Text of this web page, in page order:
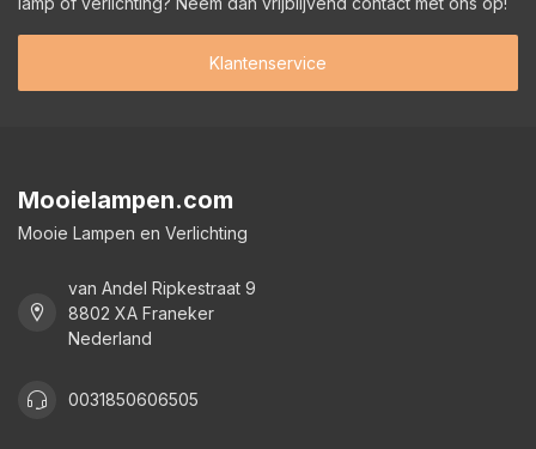
Klantenservice
Mooielampen.com
Mooie Lampen en Verlichting
van Andel Ripkestraat 9
8802 XA Franeker
Nederland
0031850606505